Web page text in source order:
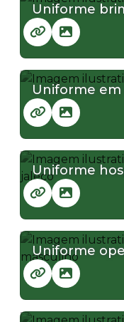
Uniforme
Uniforme
Uniforme
Uniforme